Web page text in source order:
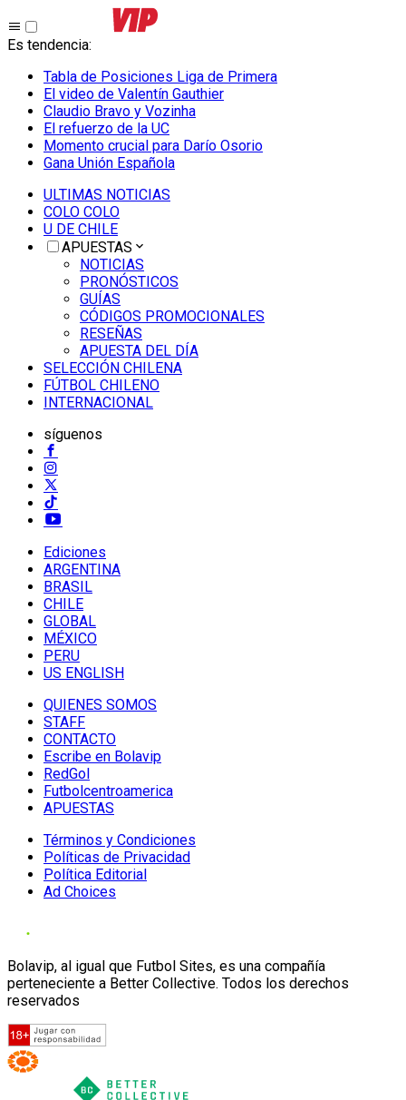
Es tendencia:
Tabla de Posiciones Liga de Primera
El video de Valentín Gauthier
Claudio Bravo y Vozinha
El refuerzo de la UC
Momento crucial para Darío Osorio
Gana Unión Española
ULTIMAS NOTICIAS
COLO COLO
U DE CHILE
APUESTAS
NOTICIAS
PRONÓSTICOS
GUÍAS
CÓDIGOS PROMOCIONALES
RESEÑAS
APUESTA DEL DÍA
SELECCIÓN CHILENA
FÚTBOL CHILENO
INTERNACIONAL
síguenos
Ediciones
ARGENTINA
BRASIL
CHILE
GLOBAL
MÉXICO
PERU
US ENGLISH
QUIENES SOMOS
STAFF
CONTACTO
Escribe en Bolavip
RedGol
Futbolcentroamerica
APUESTAS
Términos y Condiciones
Políticas de Privacidad
Política Editorial
Ad Choices
Bolavip, al igual que Futbol Sites, es una compañía
perteneciente a Better Collective. Todos los derechos
reservados